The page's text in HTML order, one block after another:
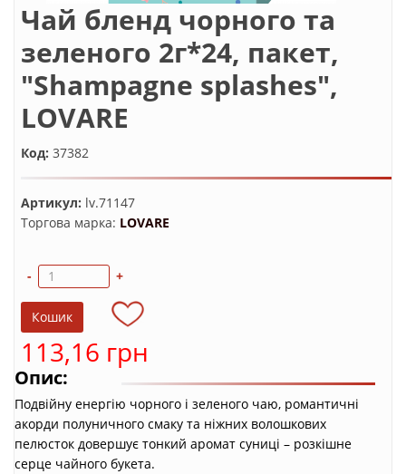
Чай бленд чорного та
зеленого 2г*24, пакет,
"Shampagne splashes",
LOVARE
Код: 37382
Артикул: lv.71147
Торгова марка: LOVARE
- +
113,16 грн
Опис:
Подвійну енергію чорного і зеленого чаю, романтичні
акорди полуничного смаку та ніжних волошкових
пелюсток довершує тонкий аромат суниці – розкішне
серце чайного букета.